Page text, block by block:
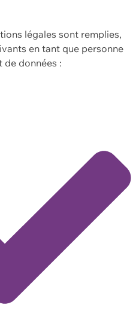
légales sont remplies,
en tant que personne
de données :